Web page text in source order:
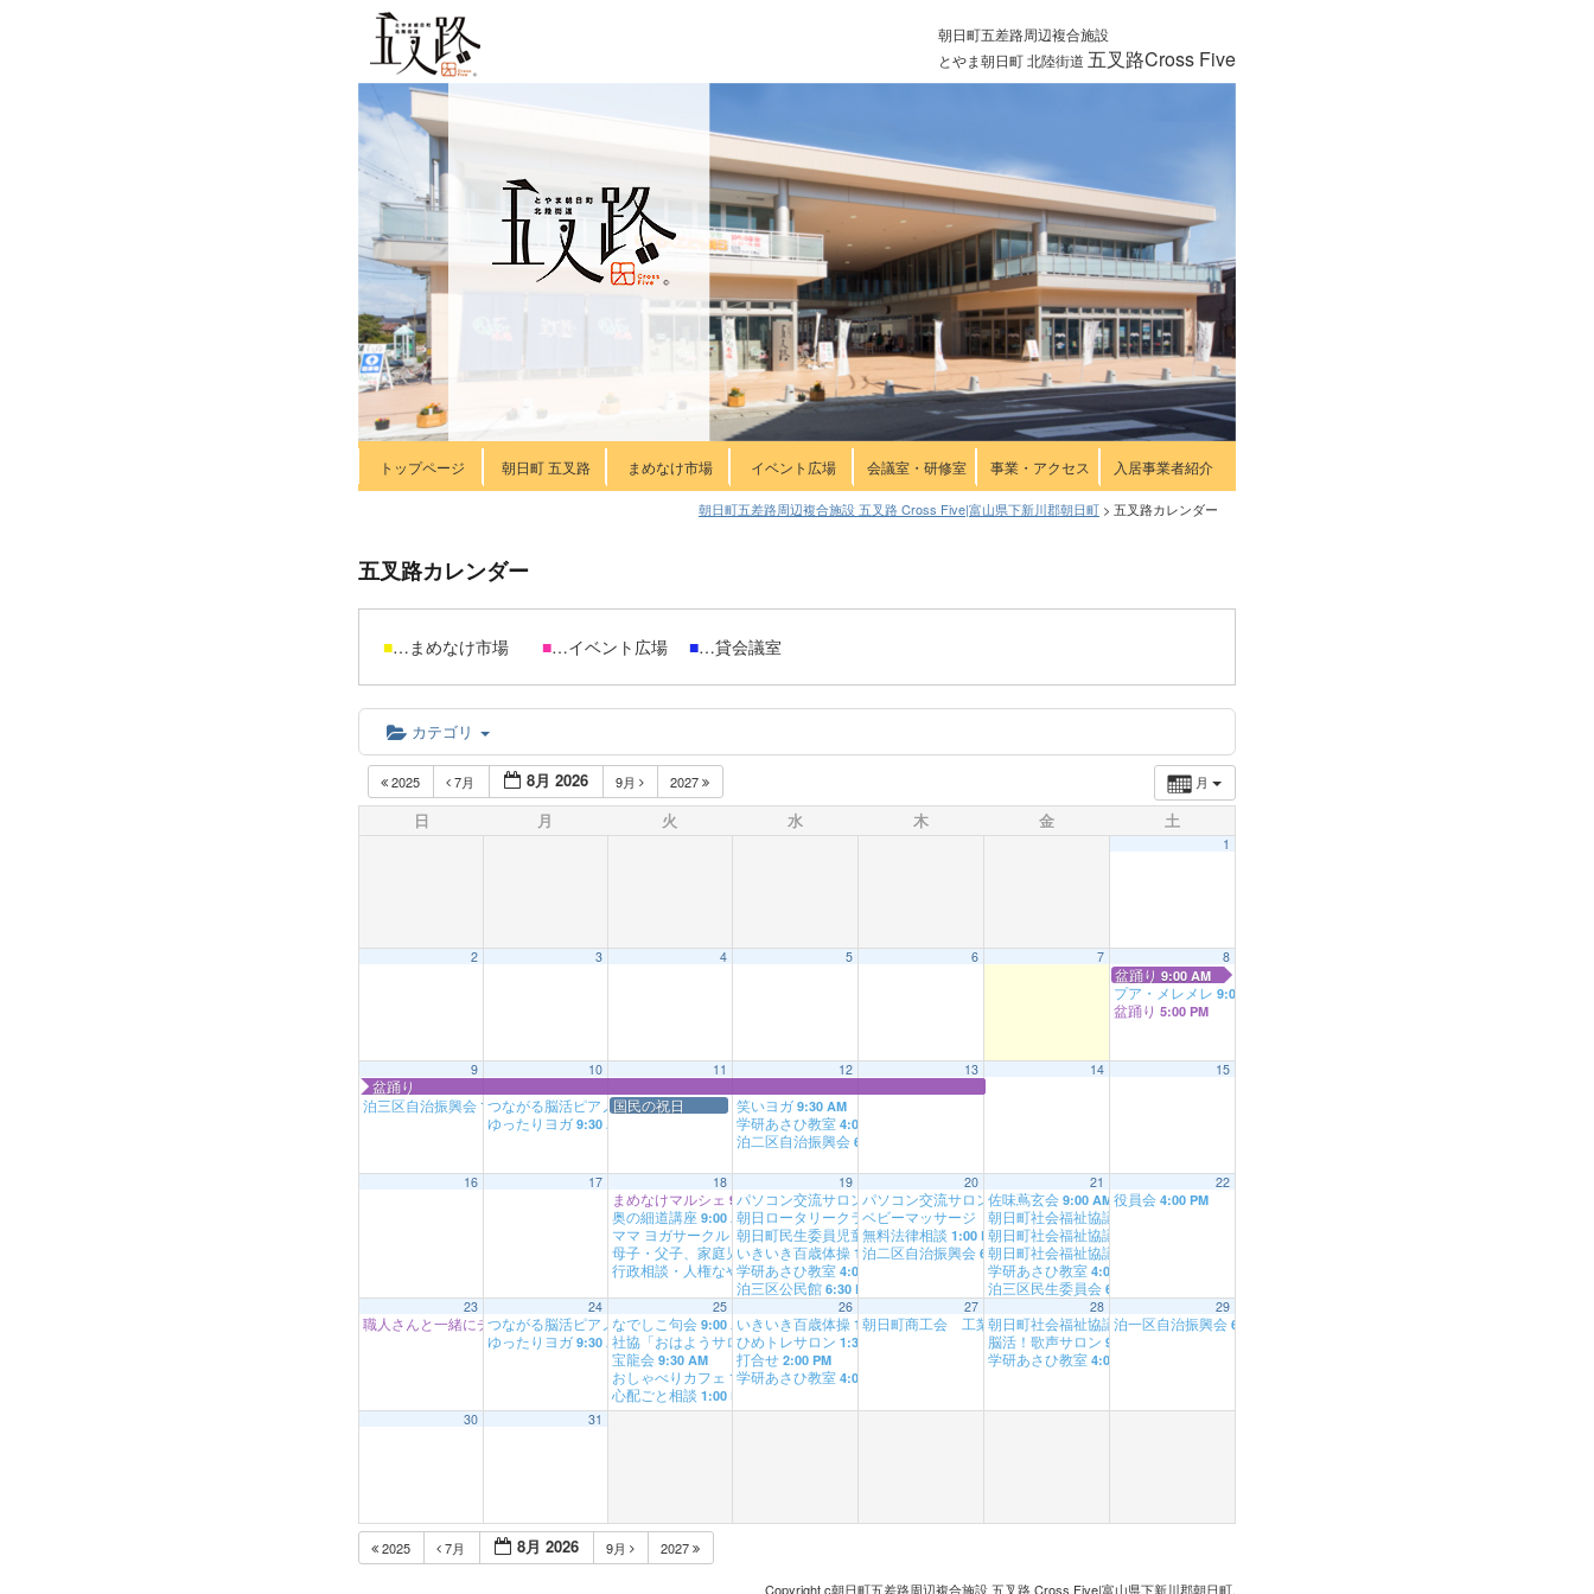
朝日町五差路周辺複合施設
とやま朝日町 北陸街道 五叉路Cross Five
トップページ 朝日町 五叉路 まめなけ市場 イベント広場 会議室・研修室 事業・アクセス 入居事業者紹介
朝日町五差路周辺複合施設 五叉路 Cross Five|富山県下新川郡朝日町 > 五叉路カレンダー
五叉路カレンダー
■…まめなけ市場 ■…イベント広場 ■…貸会議室
カテゴリ
月
2025 7月 8月 2026 9月 2027
日 月 火 水 木 金 土
1
2 3 4 5 6 7 8
盆踊り 9:00 AM
プア・メレメレ 9:00 AM
盆踊り 5:00 PM
9
泊三区自治振興会 1:00 PM
盆踊り
10
つながる脳活ピアノ9:00 AM
ゆったりヨガ 9:30 AM
11
国民の祝日
12
笑いヨガ 9:30 AM
学研あさひ教室 4:00 PM
泊二区自治振興会 6:30 PM
13 14 15
16 17 18
まめなけマルシェ 9:00 AM
奥の細道講座 9:00 AM
ママ ヨガサークル 9:30 AM
母子・父子、家庭児童相談1:00 PM
行政相談・人権なやみごと相談1:00 PM
19
パソコン交流サロン(水曜) 9:00 AM
朝日ロータリークラブ11:00 AM
朝日町民生委員児童委員協議会1:00 PM
いきいき百歳体操 1:30 PM
学研あさひ教室 4:00 PM
泊三区公民館 6:30 PM
20
パソコン交流サロン(木曜)9:00 AM
ベビーマッサージ にこまる会9:30 AM
無料法律相談 1:00 PM
泊二区自治振興会 6:30 PM
21
佐味蔦玄会 9:00 AM
朝日町社会福祉協議会
朝日町社会福祉協議会
朝日町社会福祉協議会
学研あさひ教室 4:00 PM
泊三区民生委員会 6:45 PM
22
役員会 4:00 PM
23
職人さんと一緒にチャレンジ9:30 AM
24
つながる脳活ピアノ9:00 AM
ゆったりヨガ 9:30 AM
25
なでしこ句会 9:00 AM
社協「おはようサロン」9:00 AM
宝龍会 9:30 AM
おしゃべりカフェ 1:00 PM
心配ごと相談 1:00 PM
26
いきいき百歳体操 1:30 PM
ひめトレサロン 1:30 PM
打合せ 2:00 PM
学研あさひ教室 4:00 PM
27
朝日町商工会 工業部会3:30 PM
28
朝日町社会福祉協議会9:00 AM
脳活！歌声サロン 9:00 AM
学研あさひ教室 4:00 PM
29
泊一区自治振興会 6:30 PM
30 31
2025 7月 8月 2026 9月 2027
Copyright c朝日町五差路周辺複合施設 五叉路 Cross Five|富山県下新川郡朝日町.